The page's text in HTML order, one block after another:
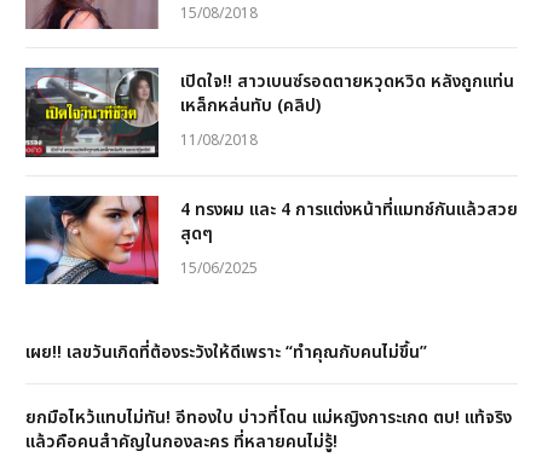
15/08/2018
เปิดใจ!! สาวเบนซ์รอดตายหวุดหวิด หลังถูกแท่น
เหล็กหล่นทับ (คลิป)
11/08/2018
4 ทรงผม และ 4 การแต่งหน้าที่แมทช์กันแล้วสวย
สุดๆ
15/06/2025
เผย!! เลขวันเกิดที่ต้องระวังให้ดีเพราะ “ทำคุณกับคนไม่ขึ้น”
ยกมือไหว้แทบไม่ทัน! อีทองใบ บ่าวที่โดน แม่หญิงการะเกด ตบ! แท้จริง
แล้วคือคนสำคัญในกองละคร ที่หลายคนไม่รู้!